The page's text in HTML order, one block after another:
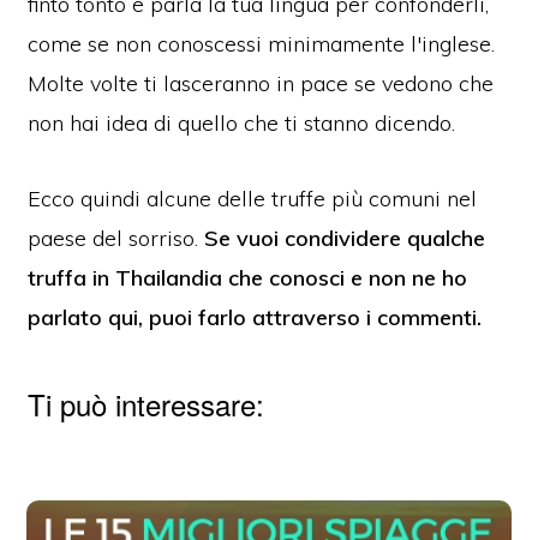
come se non conoscessi minimamente l'inglese.
Molte volte ti lasceranno in pace se vedono che
non hai idea di quello che ti stanno dicendo.
Ecco quindi alcune delle truffe più comuni nel
paese del sorriso. Se vuoi condividere qualche
truffa in Thailandia che conosci e non ne ho
parlato qui, puoi farlo attraverso i commenti.
Ti può interessare: